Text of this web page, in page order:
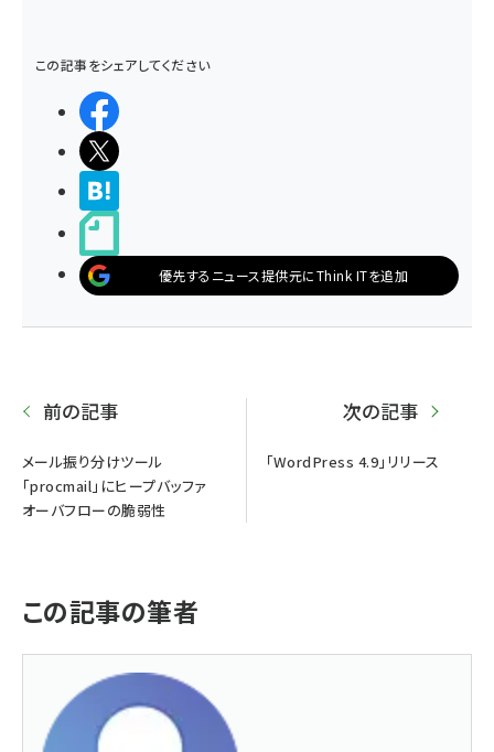
この記事をシェアしてください
優先するニュース提供元にThink ITを追加
前の記事
メール振り分けツール
「procmail」にヒープバッファ
オーバフローの脆弱性
次の記事
「WordPress 4.9」リリース
この記事の筆者